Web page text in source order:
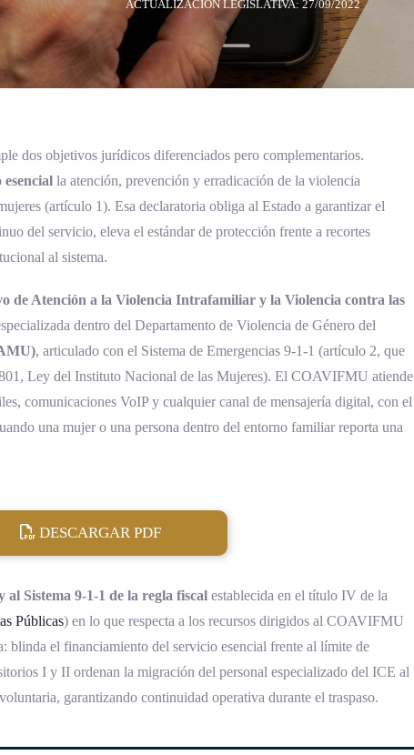
ACTUALIZACIÓN LEGISLATIVA: 27/09/2022
dos objetivos jurídicos diferenciados pero complementarios.
la atención, prevención y erradicación de la violencia
(artículo 1). Esa declaratoria obliga al Estado a garantizar el
del servicio, eleva el estándar de protección frente a recortes
al sistema.
de Atención a la Violencia Intrafamiliar y la Violencia contra las
dentro del Departamento de Violencia de Género del
, articulado con el Sistema de Emergencias 9-1-1 (artículo 2, que
Ley del Instituto Nacional de las Mujeres). El COAVIFMU atiende
comunicaciones VoIP y cualquier canal de mensajería digital, con el
una mujer o una persona dentro del entorno familiar reporta una
DESCARGAR PDF
Sistema 9-1-1 de la regla fiscal establecida en el título IV de la
Públicas) en lo que respecta a los recursos dirigidos al COAVIFMU
blinda el financiamiento del servicio esencial frente al límite de
I y II ordenan la migración del personal especializado del ICE al
garantizando continuidad operativa durante el traspaso.